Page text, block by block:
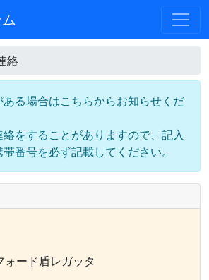
絡
る場合はこちらからお知らせくだ
をすることがありますので、記入
番号を必ず記載してください。
ード盾レガッタ